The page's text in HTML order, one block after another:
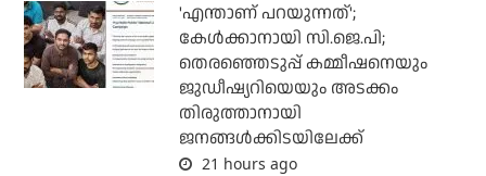
'എന്താണ് പറയുന്നത്';
കേള്‍ക്കാനായി സി.ജെ.പി;
തെരഞ്ഞെടുപ്പ് കമ്മീഷനെയും
ജുഡീഷ്യറിയെയും അടക്കം
തിരുത്താനായി
ജനങ്ങള്‍ക്കിടയിലേക്ക്
21 hours ago